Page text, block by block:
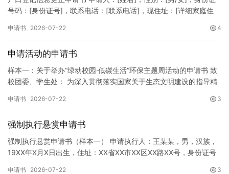
号码：[身份证号]，联系电话：[联系电话]，现住址：[详细家庭住
申请书 2026-07-22 4
申请活动的申请书
样本一：关于举办“绿动校园·低碳生活”环保主题周活动的申请书 致
校团委、学生处： 为深入贯彻落实国家关于生态文明建设的指导精
申请书 2026-07-22 3
强制执行悬赏申请书
强制执行悬赏申请书（样本一） 申请执行人：王某某，男，汉族，
19XX年X月X日出生，住址：XX省XX市XX区XX路XX号，身份证号
申请书 2026-07-22 3